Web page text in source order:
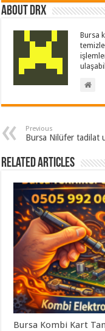
About drx
Bursa
Previous
Bursa Nilüfer tadilat
Related Articles
Bursa Kombi Kart